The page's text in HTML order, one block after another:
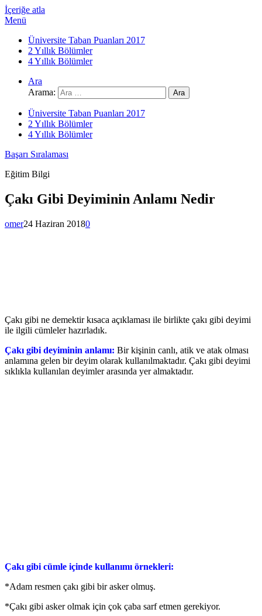
İçeriğe atla
Menü
Üniversite Taban Puanları 2017
2 Yıllık Bölümler
4 Yıllık Bölümler
Ara
Arama:
Üniversite Taban Puanları 2017
2 Yıllık Bölümler
4 Yıllık Bölümler
Başarı Sıralaması
Eğitim Bilgi
Çakı Gibi Deyiminin Anlamı Nedir
omer24 Haziran 20180
Çakı gibi ne demektir kısaca açıklaması ile birlikte çakı gibi deyimi
ile ilgili cümleler hazırladık.
Çakı gibi deyiminin anlamı: Bir kişinin canlı, atik ve atak olması
anlamına gelen bir deyim olarak kullanılmaktadır. Çakı gibi deyimi
sıklıkla kullanılan deyimler arasında yer almaktadır.
Çakı gibi cümle içinde kullanımı örnekleri:
*Adam resmen çakı gibi bir asker olmuş.
*Çakı gibi asker olmak için çok çaba sarf etmen gerekiyor.